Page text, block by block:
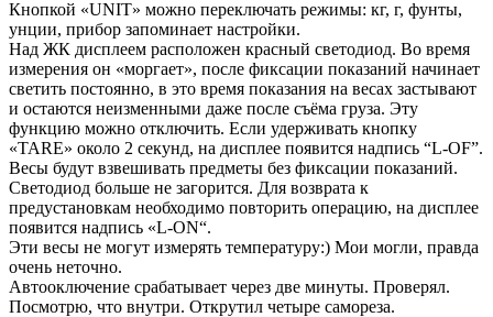
Кнопкой «UNIT» можно переключать режимы: кг, г, фунты,
унции, прибор запоминает настройки.
Над ЖК дисплеем расположен красный светодиод. Во время
измерения он «моргает», после фиксации показаний начинает
светить постоянно, в это время показания на весах застывают
и остаются неизменными даже после съёма груза. Эту
функцию можно отключить. Если удерживать кнопку
«TARE» около 2 секунд, на дисплее появится надпись “L-OF”.
Весы будут взвешивать предметы без фиксации показаний.
Светодиод больше не загорится. Для возврата к
предустановкам необходимо повторить операцию, на дисплее
появится надпись «L-ON“.
Эти весы не могут измерять температуру:) Мои могли, правда
очень неточно.
Автооключение срабатывает через две минуты. Проверял.
Посмотрю, что внутри. Открутил четыре самореза.